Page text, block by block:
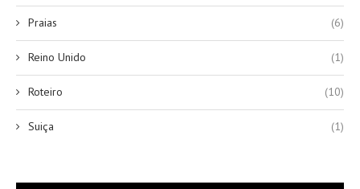
Praias (6)
Reino Unido (1)
Roteiro (10)
Suiça (1)